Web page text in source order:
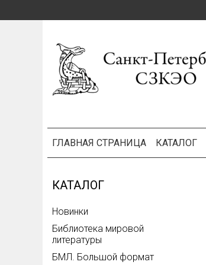
ГЛАВНАЯ СТРАНИЦА КАТАЛОГ
КАТАЛОГ
Новинки
Библиотека мировой
литературы
БМЛ. Большой формат